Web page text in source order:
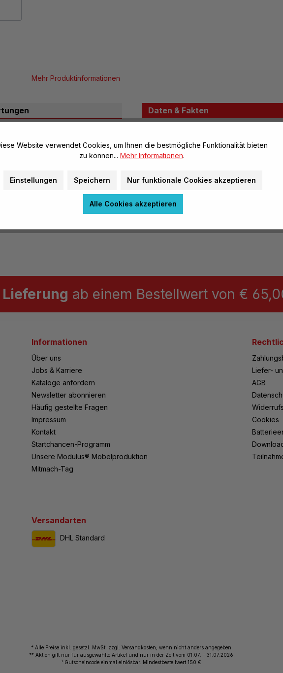
Mehr Produktinformationen
Natur. Deshalb.ist es
um auch
diese Eindrücke zu
der Notwendigkeit des
benötigen wir bestimmte
Wanderwege helfen das
für den Schutz der Natur zu
Daten & Fakten
Allgemeine Infos
Artikel-Nr.:
ab einem Bestellwert von €
Informationen
Über uns
Jobs & Karriere
Kataloge anfordern
Newsletter abonnieren
Häufig gestellte Fragen
Impressum
Kontakt
Startchancen-Programm
Unsere Modulus® Möbelproduktion
Mitmach-Tag
Liefer-
AGB
Cookies
Versandarten
DHL Standard
* Alle Preise inkl. gesetzl. MwSt. zzgl. Versandkosten, wenn nicht anders angegeben.
** Aktion gilt nur für ausgewählte Artikel und nur in der Zeit vom 01.07. – 31.07.2026.
1 Gutscheincode einmal einlösbar. Mindestbestellwert 150 €.
Website verwendet Cookies, um Ihnen die bestmögliche Funktionalität bieten
zu können... Mehr Informationen.
Einstellungen Speichern Nur funktionale Cookies akzeptieren
Alle Cookies akzeptieren